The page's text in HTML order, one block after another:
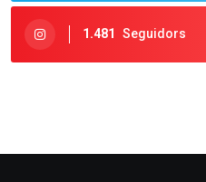
1.481 Seguidors